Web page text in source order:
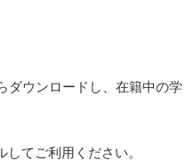
ダウンロードし、在籍中の学
てご利用ください。